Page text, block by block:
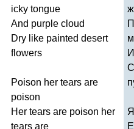
icky tongue
And purple cloud
Dry like painted desert
flowers
Poison her tears are
poison
Her tears are poison her
tears are